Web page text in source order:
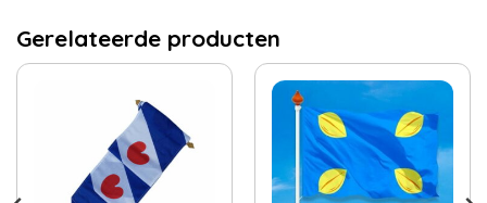
Gerelateerde producten